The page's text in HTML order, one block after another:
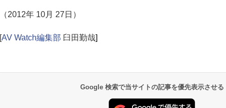
（2012年 10月 27日）
[AV Watch編集部 臼田勤哉]
Google 検索で当サイトの記事を優先表示させる